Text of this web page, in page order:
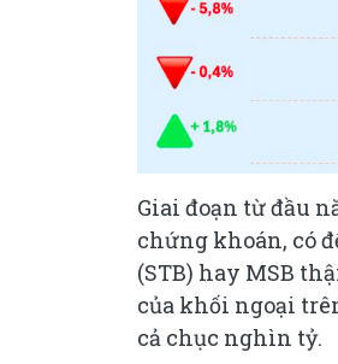
Giai đoạn từ đầu
chứng khoán, có
(STB) hay MSB
của khối ngoại
cả chục nghìn tỷ.